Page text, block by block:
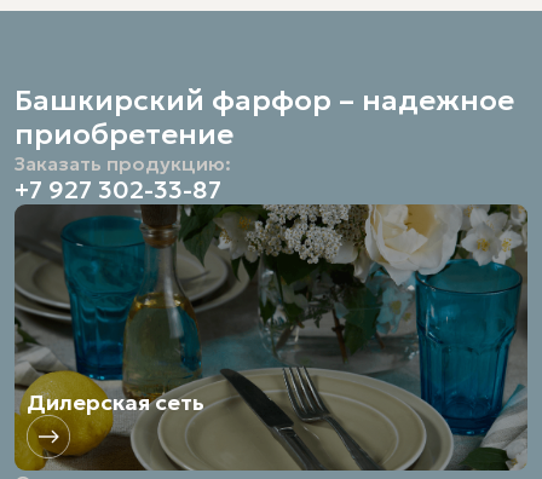
Башкирский фарфор – надежное
приобретение
Заказать продукцию:
+7 927 302-33-87
Дилерская сеть